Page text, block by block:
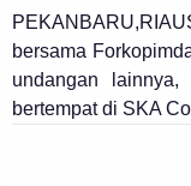
bersama
undangan lainnya,
bertempat di SKA